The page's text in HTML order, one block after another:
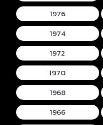
1976
1974
1972
1970
1968
1966